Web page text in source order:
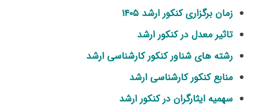
زمان برگزاری کنکور ارشد ۱۴۰۵
تاثیر معدل در کنکور ارشد
رشته های شناور کنکور کارشناسی ارشد
منابع کنکور کارشناسی ارشد
سهمیه ایثارگران در کنکور ارشد